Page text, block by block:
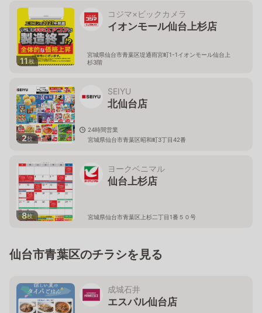
11枚
コジマ×ビックカメラ
イオンモール仙台上杉店
宮城県仙台市青葉区堤通雨宮町1-1イオンモール仙台上
杉3階
2枚
SEIYU
北仙台店
24時間営業
宮城県仙台市青葉区昭和町3丁目42番
8枚
ヨークベニマル
仙台上杉店
宮城県仙台市青葉区上杉二丁目1番５０号
仙台市青葉区のチラシを見る
成城石井
エスパル仙台店